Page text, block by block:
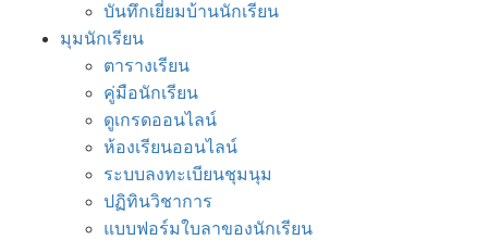
บันทึกเยี่่ยมบ้านนักเรียน
มุมนักเรียน
ตารางเรียน
คู่มือนักเรียน
ดูเกรดออนไลน์
ห้องเรียนออนไลน์
ระบบลงทะเบียนชุมนุม
ปฏิทินวิชาการ
แบบฟอร์มใบลาของนักเรียน